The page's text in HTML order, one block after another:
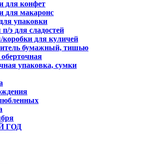
для конфет
для макаронс
упаковки
э для сладостей
для куличей
бумажный, тишью
упаковка, сумки
ГОД